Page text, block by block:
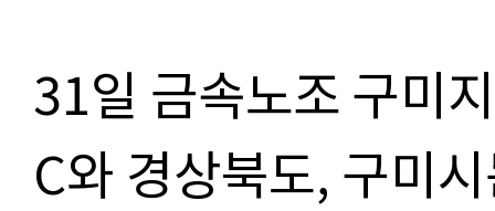
31일 금속노조 구미
C와 경상북도, 구미